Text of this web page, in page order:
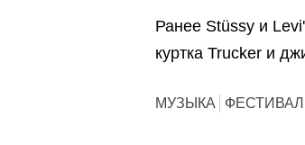
Ранее Stüssy и
куртка Trucker и
МУЗЫКА